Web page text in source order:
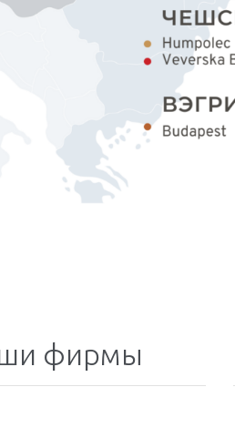
фирмы